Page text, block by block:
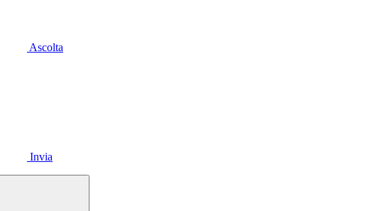
Ascolta
Invia